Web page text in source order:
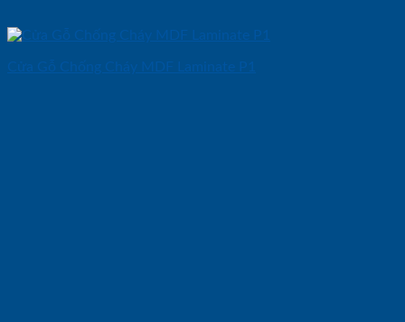
Cửa Gỗ Chống Cháy MDF Laminate P1